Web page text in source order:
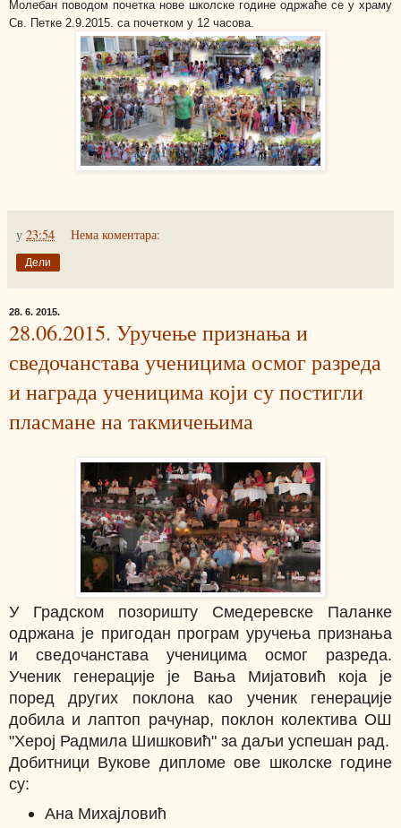
Молебан поводом почетка нове школске године одржаће се у храму
Св. Петке 2.9.2015. са почетком у 12 часова.
у 23:54 Нема коментара:
Дели
28. 6. 2015.
28.06.2015. Уручење признања и
сведочанстава ученицима осмог разреда
и награда ученицима који су постигли
пласмане на такмичењима
У Градском позоришту Смедеревске Паланке
одржана је пригодан програм уручења признања
и сведочанстава ученицима осмог разреда.
Ученик генерације је Вања Мијатовић која је
поред других поклона као ученик генерације
добила и лаптоп рачунар, поклон колектива ОШ
"Херој Радмила Шишковић" за даљи успешан рад.
Добитници Вукове дипломе ове школске године
су:
Ана Михајловић